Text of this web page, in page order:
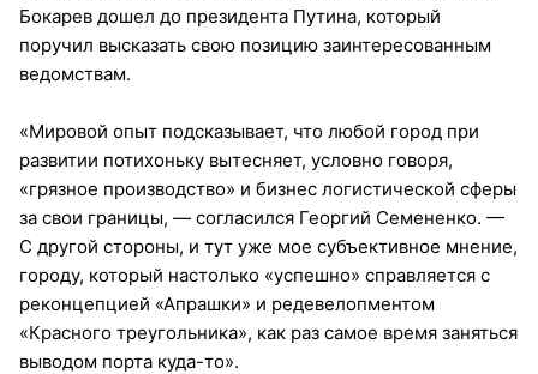
Бокарев дошел до президента Путина, который
поручил высказать свою позицию заинтересованным
ведомствам.
«Мировой опыт подсказывает, что любой город при
развитии потихоньку вытесняет, условно говоря,
«грязное производство» и бизнес логистической сферы
за свои границы, — согласился Георгий Семененко. —
С другой стороны, и тут уже мое субъективное мнение,
городу, который настолько «успешно» справляется с
реконцепцией «Апрашки» и редевелопментом
«Красного треугольника», как раз самое время заняться
выводом порта куда-то».